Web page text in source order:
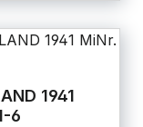
1941
6